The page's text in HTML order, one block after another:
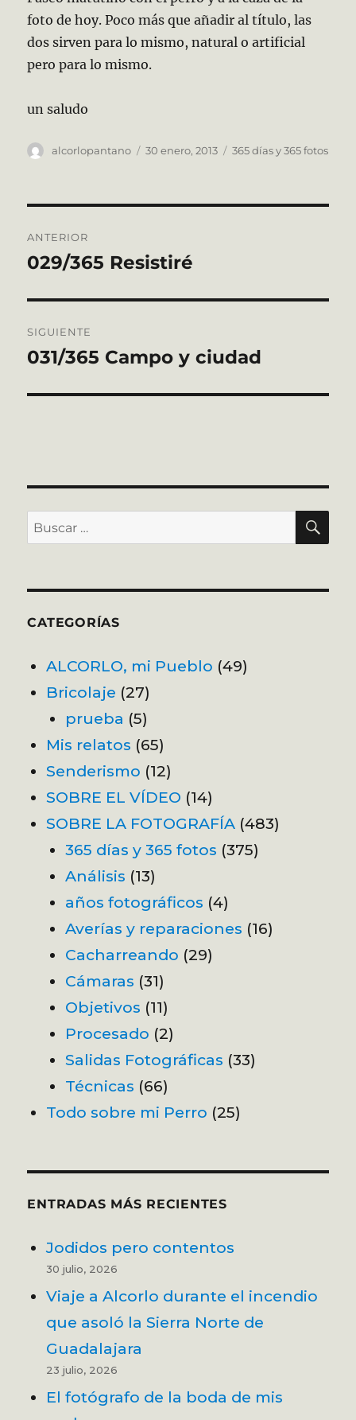
foto de hoy. Poco más que añadir al título, las
dos sirven para lo mismo, natural o artificial
pero para lo mismo.
un saludo
Autor
alcorlopantano
Publicado
30 enero, 2013 Categorías
365 días y 365 fotos
de
ANTERIOR
Entrada
029/365 Resistiré
SIGUIENTE
Entrada
031/365 Campo y ciudad
Buscar
por:
CATEGORÍAS
ALCORLO, mi Pueblo (49)
Bricolaje (27)
prueba (5)
Mis relatos (65)
Senderismo (12)
SOBRE EL VÍDEO (14)
SOBRE LA FOTOGRAFÍA (483)
365 días y 365 fotos (375)
Análisis (13)
años fotográficos (4)
Averías y reparaciones (16)
Cacharreando (29)
Cámaras (31)
Objetivos (11)
Procesado (2)
Salidas Fotográficas (33)
Técnicas (66)
Todo sobre mi Perro (25)
ENTRADAS MÁS RECIENTES
Jodidos pero contentos
30 julio, 2026
Viaje a Alcorlo durante el incendio
que asoló la Sierra Norte de
Guadalajara
23 julio, 2026
El fotógrafo de la boda de mis